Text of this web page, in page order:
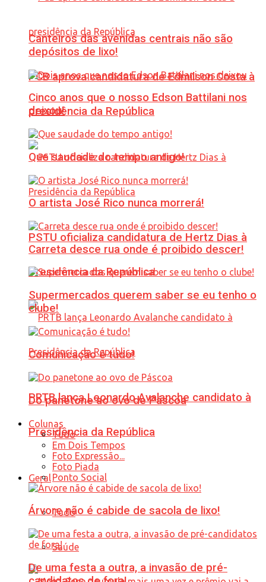
PCB aprova candidatura de Edmilson Costa à
presidência da República
PSTU oficializa candidatura de Hertz Dias à
Presidência da República
PRTB lança Leonardo Avalanche candidato à
Presidência da República
Geral
Tudo
Saúde
Canteiros das avenidas centrais não são
depósitos de lixo!
Cinco anos que o nosso Edson Battilani nos
deixou!
Que saudade do tempo antigo!
O artista José Rico nunca morrerá!
Carreta desce rua onde é proibido descer!
Supermercados querem saber se eu tenho o
clube!
Comunicação é tudo!
Do panetone ao ovo de Páscoa
Colunas
Tudo
Em Dois Tempos
Foto Expressão...
Foto Piada
Ponto Social
Árvore não é cabide de sacola de lixo!
De uma festa a outra, a invasão de pré-